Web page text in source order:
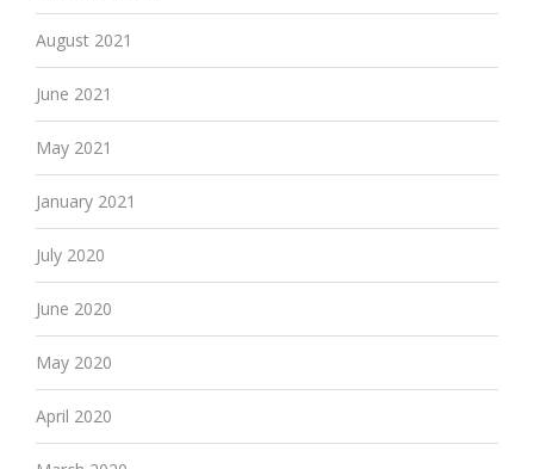
August 2021
June 2021
May 2021
January 2021
July 2020
June 2020
May 2020
April 2020